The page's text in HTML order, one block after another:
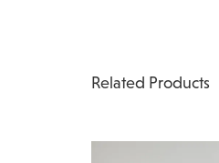
Related Products